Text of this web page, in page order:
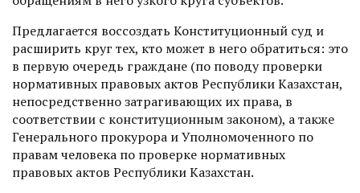
Предлагается воссоздать Конституционный суд и
расширить круг тех, кто может в него обратиться: это
в первую очередь граждане (по поводу проверки
нормативных правовых актов Рес­публики Казахстан,
непосредственно затрагивающих их права, в
соответствии с конституционным законом), а также
Генерального прокурора и Уполномоченного по
правам человека по проверке нормативных
правовых актов Республики Казахстан.